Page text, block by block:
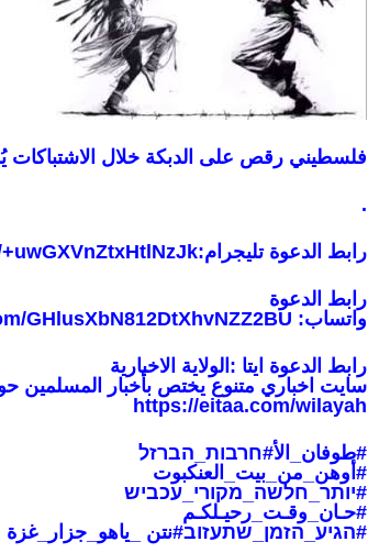
فلسطيني رقص على الدبكة خلال الاشتباكات
.
رابط الدعوة تليجرام:
رابط الدعوة
واتساب: GHlusXbN812DtXhvNZZ2BU
رابط الدعوة ايتا :الولاية الاخبارية
سايت اخباري متنوع يختص بأخبار المسلمين
https://eitaa.com/wilayah
#طوفان_الأ#חרבות_הברזל
#أوهن_من_بيت_العنكبوت
#יותר_חלשה_מקורי_עכביש
#حـان_وقـت_رحيـلكـم
#הגיע_הזמן_שתעזוב#نتن _ياهو_جزار_غزة